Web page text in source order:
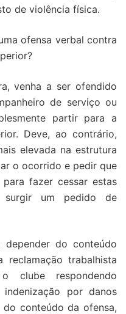
de violência física.
ofensa verbal contra
venha a ser ofendido
de serviço ou
partir para a
Deve, ao contrário,
elevada na estrutura
o ocorrido e pedir que
fazer cessar estas
um pedido de
depender do conteúdo
reclamação trabalhista
clube respondendo
indenização por danos
do conteúdo da ofensa,